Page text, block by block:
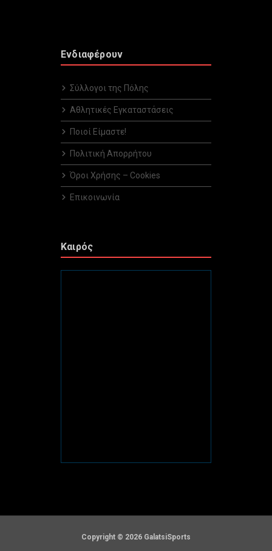
Ενδιαφέρουν
Σύλλογοι της Πόλης
Αθλητικές Εγκαταστάσεις
Ποιοί Είμαστε!
Πολιτική Απορρήτου
Όροι Χρήσης – Cookies
Επικοινωνία
Καιρός
Copyright © 2026 GalatsiSports